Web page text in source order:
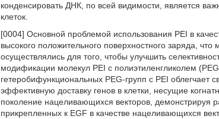
конденсировать ДНК, по всей видимости, является
клеток.
[0004] Основной проблемой использования PEI в
высокого положительного поверхностного заряда,
осуществлялись для того, чтобы улучшить
модификации молекул PEI с полиэтиленгликолем
гетеробифункциональных PEG-групп с PEI
эффективную доставку генов в клетки, несущие
поколение нацеливающихся векторов, демонстрируя
прикрепленных к EGF в качестве нацеливающихся